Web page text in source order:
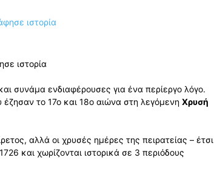
ιστορία
συνάμα ενδιαφέρουσες για ένα περίεργο λόγο.
το 17ο και 18ο αιώνα στη λεγόμενη Χρυσή
αλλά οι χρυσές ημέρες της πειρατείας – έτσι
και χωρίζονται ιστορικά σε 3 περιόδους